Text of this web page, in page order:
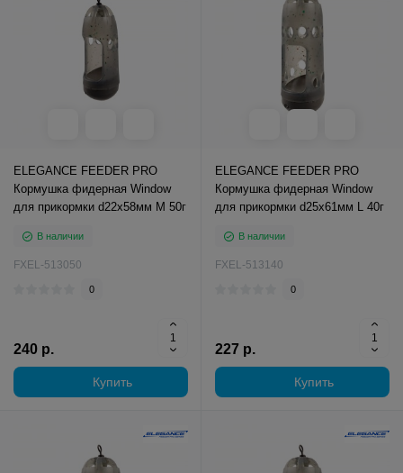
ELEGANCE FEEDER PRO
Кормушка фидерная Window
для прикормки d22х58мм М 50г
В наличии
FXEL-513050
0
240 р.
Купить
ELEGANCE FEEDER PRO
Кормушка фидерная Window
для прикормки d25х61мм L 40г
В наличии
FXEL-513140
0
227 р.
Купить